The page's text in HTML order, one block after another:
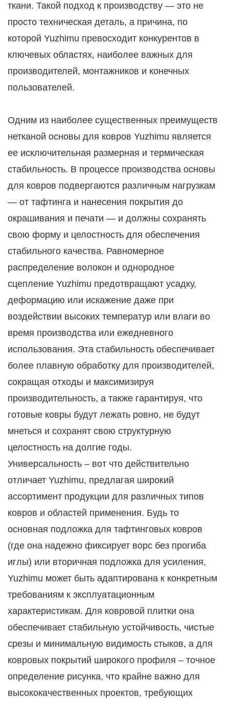
ткани. Такой подход к производству — это не
просто техническая деталь, а причина, по
которой Yuzhimu превосходит конкурентов в
ключевых областях, наиболее важных для
производителей, монтажников и конечных
пользователей.
Одним из наиболее существенных преимуществ
нетканой основы для ковров Yuzhimu является
ее исключительная размерная и термическая
стабильность. В процессе производства основы
для ковров подвергаются различным нагрузкам
— от тафтинга и нанесения покрытия до
окрашивания и печати — и должны сохранять
свою форму и целостность для обеспечения
стабильного качества. Равномерное
распределение волокон и однородное
сцепление Yuzhimu предотвращают усадку,
деформацию или искажение даже при
воздействии высоких температур или влаги во
время производства или ежедневного
использования. Эта стабильность обеспечивает
более плавную обработку для производителей,
сокращая отходы и максимизируя
производительность, а также гарантируя, что
готовые ковры будут лежать ровно, не будут
мнеться и сохранят свою структурную
целостность на долгие годы.
Универсальность – вот что действительно
отличает Yuzhimu, предлагая широкий
ассортимент продукции для различных типов
ковров и областей применения. Будь то
основная подложка для тафтинговых ковров
(где она надежно фиксирует ворс без прогиба
иглы) или вторичная подложка для усиления,
Yuzhimu может быть адаптирована к конкретным
требованиям к эксплуатационным
характеристикам. Для ковровой плитки она
обеспечивает стабильную устойчивость, чистые
срезы и минимальную видимость стыков, а для
ковровых покрытий широкого профиля – точное
определение рисунка, что крайне важно для
высококачественных проектов, требующих